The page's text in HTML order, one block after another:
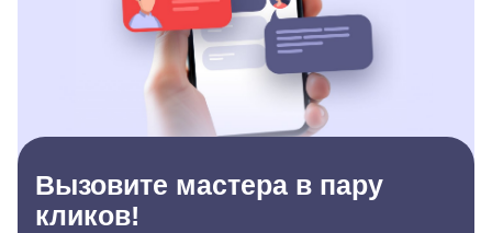
Вызовите мастера в пару
кликов!